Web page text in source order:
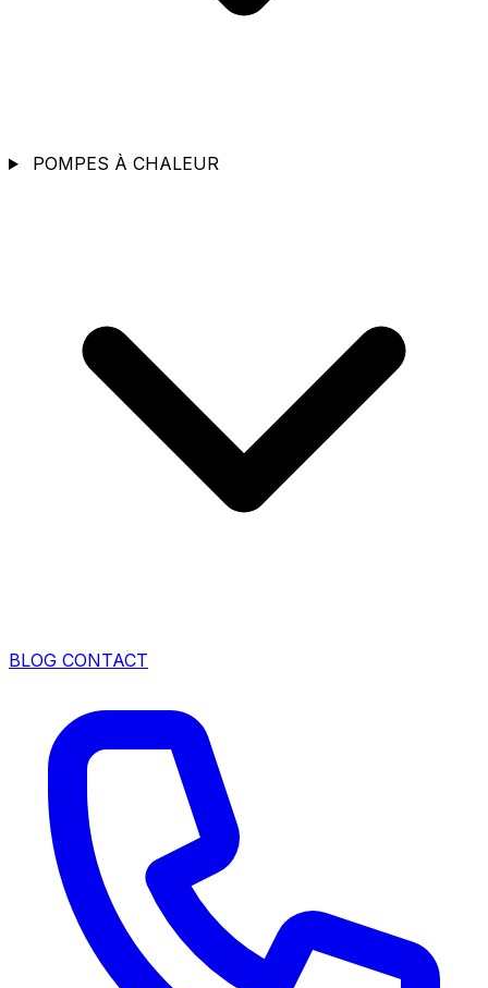
POMPES À CHALEUR
BLOG CONTACT